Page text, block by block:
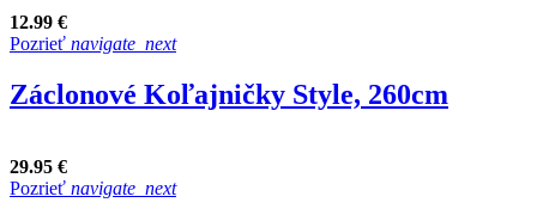
12.99 €
Pozrieť navigate_next
Záclonové Koľajničky Style, 260cm
29.95 €
Pozrieť navigate_next